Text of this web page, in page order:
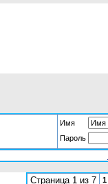
Имя
Пароль
Страница 1 из 7 1